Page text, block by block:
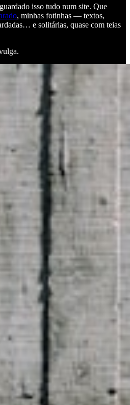
isso tudo num site. Que
, minhas fotinhas — textos,
e solitárias, quase com teias